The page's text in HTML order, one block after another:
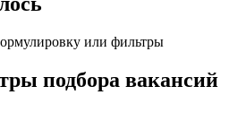
или фильтры
подбора вакансий